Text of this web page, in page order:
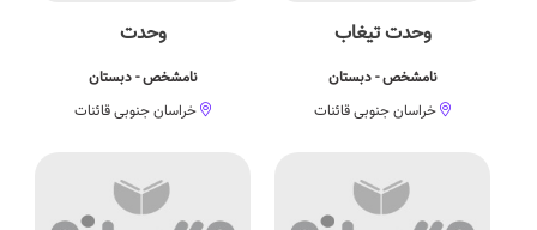
وحدت تیغاب
نامشخص - دبستان
خراسان جنوبی قائنات
وحدت
نامشخص - دبستان
خراسان جنوبی قائنات